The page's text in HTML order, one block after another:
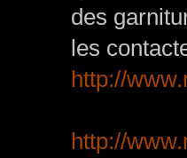
des
les
http://
http://